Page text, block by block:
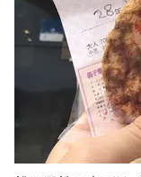
銚子電鉄の中では